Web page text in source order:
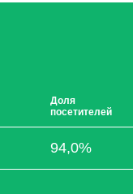
Доля
посетителей
94,0%